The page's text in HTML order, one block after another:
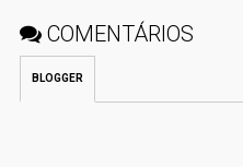
COMENTÁRIOS
BLOGGER